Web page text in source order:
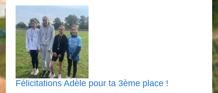
Félicitations Adèle pour ta 3ème place !